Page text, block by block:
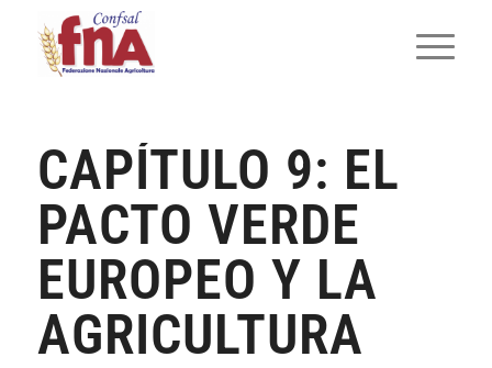
CAPÍTULO 9: EL
PACTO VERDE
EUROPEO Y LA
AGRICULTURA